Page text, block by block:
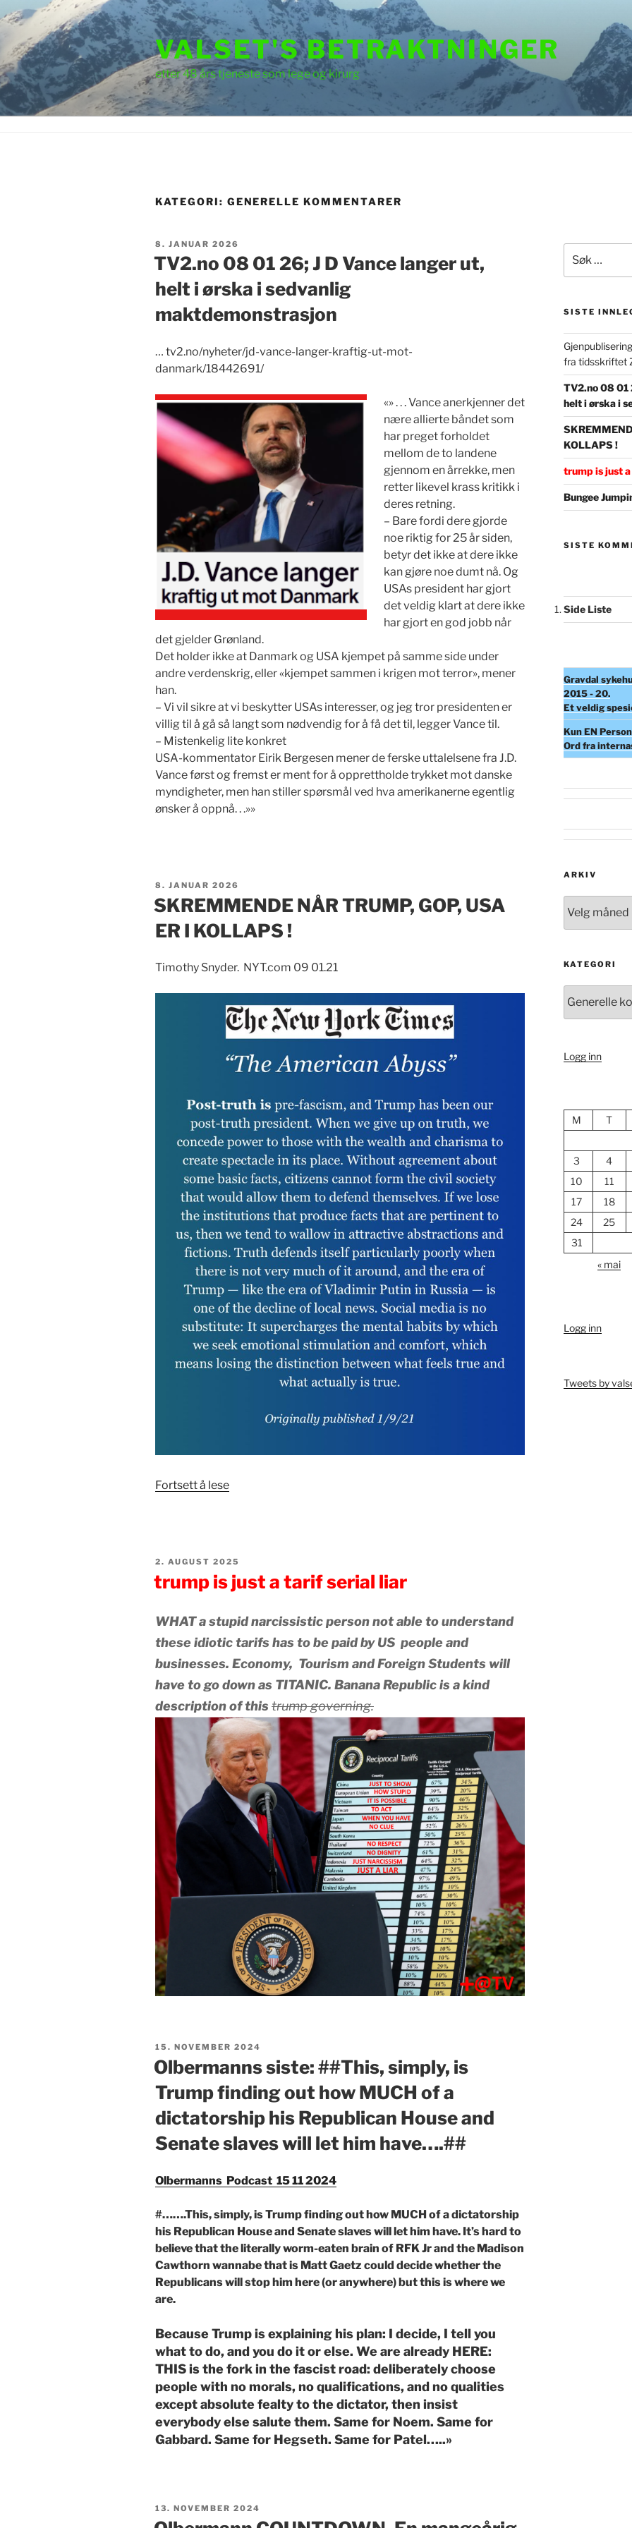
til
innhold
VALSET'S BETRAKTNINGER
etter 48 års tjeneste som lege og kirurg
KATEGORI: GENERELLE KOMMENTARER
PUBLISERT
8. JANUAR 2026
TV2.no 08 01 26; J D Vance langer ut,
helt i ørska i sedvanlig
maktdemonstrasjon
… tv2.no/nyheter/jd-vance-langer-kraftig-ut-mot-
danmark/18442691/
«» . . . Vance anerkjenner det
nære allierte båndet som
har preget forholdet
mellom de to landene
gjennom en årrekke, men
retter likevel krass kritikk i
deres retning.
– Bare fordi dere gjorde
noe riktig for 25 år siden,
betyr det ikke at dere ikke
kan gjøre noe dumt nå. Og
USAs president har gjort
det veldig klart at dere ikke
har gjort en god jobb når
det gjelder Grønland.
Det holder ikke at Danmark og USA kjempet på samme side under
andre verdenskrig, eller «kjempet sammen i krigen mot terror», mener
han.
– Vi vil sikre at vi beskytter USAs interesser, og jeg tror presidenten er
villig til å gå så langt som nødvendig for å få det til, legger Vance til.
– Mistenkelig lite konkret
USA-kommentator Eirik Bergesen mener de ferske uttalelsene fra J.D.
Vance først og fremst er ment for å opprettholde trykket mot danske
myndigheter, men han stiller spørsmål ved hva amerikanerne egentlig
ønsker å oppnå. . .»»
PUBLISERT
8. JANUAR 2026
SKREMMENDE NÅR TRUMP, GOP, USA
ER I KOLLAPS !
Timothy Snyder. NYT.com 09 01.21
Fortsett å lese«
I
!»
PUBLISERT
2. AUGUST 2025
trump is just a tarif serial liar
WHAT a stupid narcissistic person not able to understand
these idiotic tarifs has to be paid by US people and
businesses. Economy, Tourism and Foreign Students will
have to go down as TITANIC. Banana Republic is a kind
description of this trump governing.
PUBLISERT
15. NOVEMBER 2024
Olbermanns siste: ##This, simply, is
Trump finding out how MUCH of a
dictatorship his Republican House and
Senate slaves will let him have….##
Olbermanns Podcast 15 11 2024
#…….This, simply, is Trump finding out how MUCH of a dictatorship
his Republican House and Senate slaves will let him have. It’s hard to
believe that the literally worm-eaten brain of RFK Jr and the Madison
Cawthorn wannabe that is Matt Gaetz could decide whether the
Republicans will stop him here (or anywhere) but this is where we
are.
Because Trump is explaining his plan: I decide, I tell you
what to do, and you do it or else. We are already HERE:
THIS is the fork in the fascist road: deliberately choose
people with no morals, no qualifications, and no qualities
except absolute fealty to the dictator, then insist
everybody else salute them. Same for Noem. Same for
Gabbard. Same for Hegseth. Same for Patel…..»
PUBLISERT
13. NOVEMBER 2024
etter:
SISTE
fra tidsskriftet
TV2.no 08 01
helt i ørska i
KOLLAPS !
trump is just
Bungee
SISTE
Side Liste
Gravdal
2015 - 20.
Et veldig
Kun EN
Ord fra
ARKIV
KATEGORI
Logg inn
M T
3
4
10
11
17
18
24
25
31
« mai
Logg inn
Tweets by